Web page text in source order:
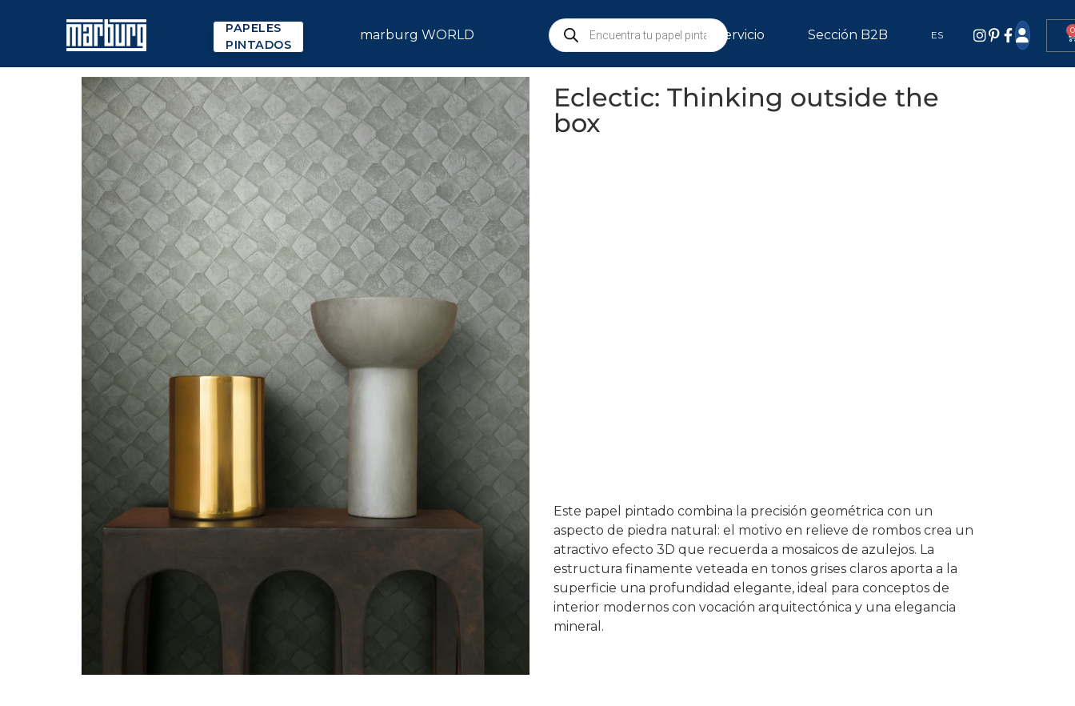
PAPELES
PINTADOS
marburg WORLD Servicio Sección B2B ES 0
Eclectic: Thinking outside the
box
Este papel pintado combina la precisión geométrica con un
aspecto de piedra natural: el motivo en relieve de rombos crea un
atractivo efecto 3D que recuerda a mosaicos de azulejos. La
estructura finamente veteada en tonos grises claros aporta a la
superficie una profundidad elegante, ideal para conceptos de
interior modernos con vocación arquitectónica y una elegancia
mineral.